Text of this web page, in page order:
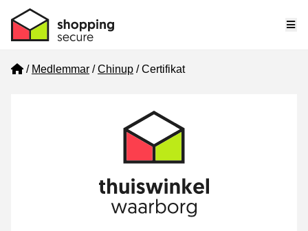
Home
Medlemmar Chinup Certifikat